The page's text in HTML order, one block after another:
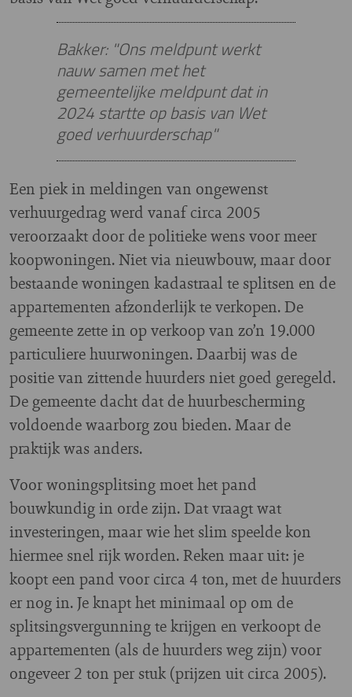
Bakker: "Ons meldpunt werkt
nauw samen met het
gemeentelijke meldpunt dat in
2024 startte op basis van Wet
goed verhuurderschap"
Een piek in meldingen van ongewenst
verhuurgedrag werd vanaf circa 2005
veroorzaakt door de politieke wens voor meer
koopwoningen. Niet via nieuwbouw, maar door
bestaande woningen kadastraal te splitsen en de
appartementen afzonderlijk te verkopen. De
gemeente zette in op verkoop van zo’n 19.000
particuliere huurwoningen. Daarbij was de
positie van zittende huurders niet goed geregeld.
De gemeente dacht dat de huurbescherming
voldoende waarborg zou bieden. Maar de
praktijk was anders.
Voor woningsplitsing moet het pand
bouwkundig in orde zijn. Dat vraagt wat
investeringen, maar wie het slim speelde kon
hiermee snel rijk worden. Reken maar uit: je
koopt een pand voor circa 4 ton, met de huurders
er nog in. Je knapt het minimaal op om de
splitsingsvergunning te krijgen en verkoopt de
appartementen (als de huurders weg zijn) voor
ongeveer 2 ton per stuk (prijzen uit circa 2005).